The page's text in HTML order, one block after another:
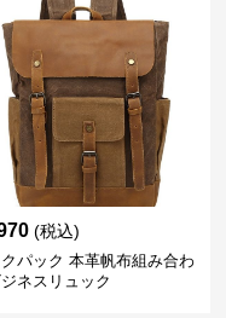
(税込)
パック 本革帆布組み合わ
ネスリュック